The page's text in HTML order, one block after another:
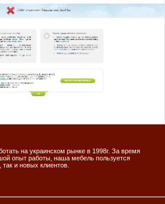
на украинском рынке в 1998г. За время
опыт работы, наша мебель пользуется
и новых клиентов.